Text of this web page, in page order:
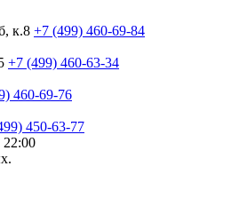
к.8 +7 (499) 460-69-84
+7 (499) 460-63-34
460-69-76
450-63-77
22:00